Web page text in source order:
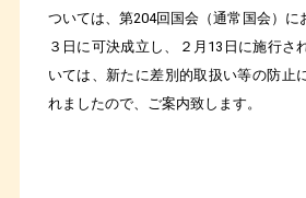
ついては、第204回国会（通常国会）に
３日に可決成立し、２月 13 日に施行さ
いては、新たに差別的取扱い等の防止
れましたので、ご案内致します。